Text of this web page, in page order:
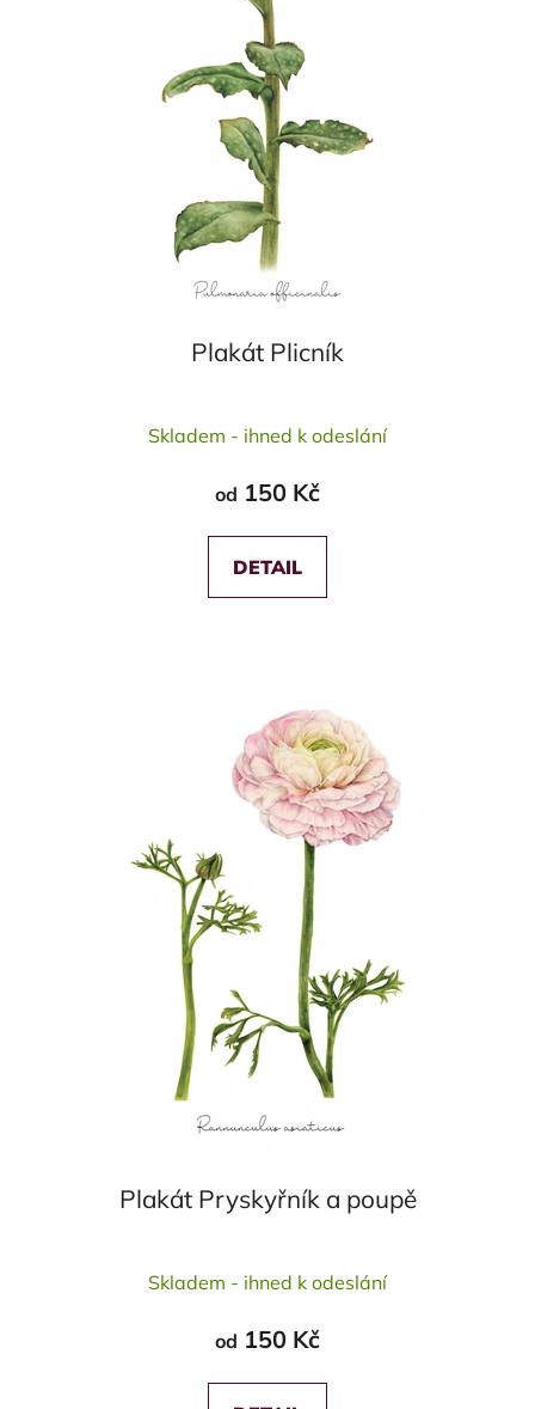
Plakát Plicník
Skladem - ihned k odeslání
od 150 Kč
DETAIL
Plakát Pryskyřník a poupě
Skladem - ihned k odeslání
od 150 Kč